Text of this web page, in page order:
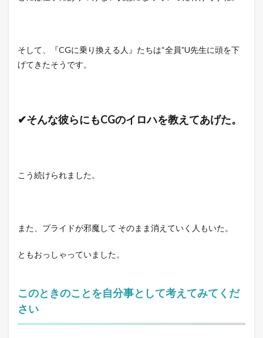
そして、『CGに乗り換える人』たちは“全員”U先生に頭を下
げてきたそうです。
✔そんな彼らにもCGのイロハを教えてあげた。
こう続けられました。
また、プライドが邪魔して そのまま消えていく人もいた。
ともおっしゃっていました。
このときのことを自分事として考えてみてくだ
さい